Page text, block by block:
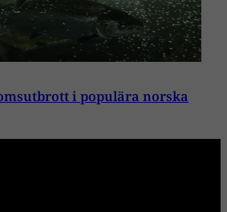
i populära norska